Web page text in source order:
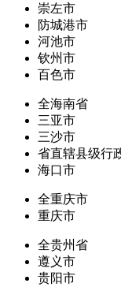
崇左市
防城港市
河池市
钦州市
百色市
全海南省
三亚市
三沙市
省直辖县级行
海口市
全重庆市
重庆市
全贵州省
遵义市
贵阳市